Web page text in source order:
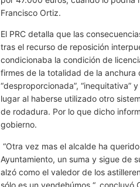
Francisco Ortiz.
El PRC detalla que las
tras el recurso de reposición
condicionaba la condición de
firmes de la totalidad de la
“desproporcionada”, “inequitativa”
lugar al haberse utilizado otro
de rodadura. Por lo que dicho
gobierno.
“Otra vez mas el alcalde ha
Ayuntamiento, un suma y sigue de
alzó como el valedor de los
sólo es un vendehúmos “, concluyó